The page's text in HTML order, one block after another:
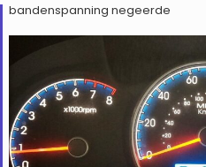
bandenspanning negeerde